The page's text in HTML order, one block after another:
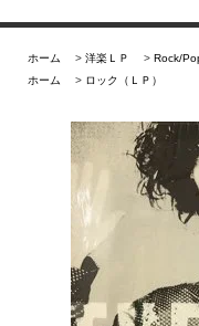
ホーム > 洋楽ＬＰ > Rock/
ホーム
> ロック（ＬＰ）